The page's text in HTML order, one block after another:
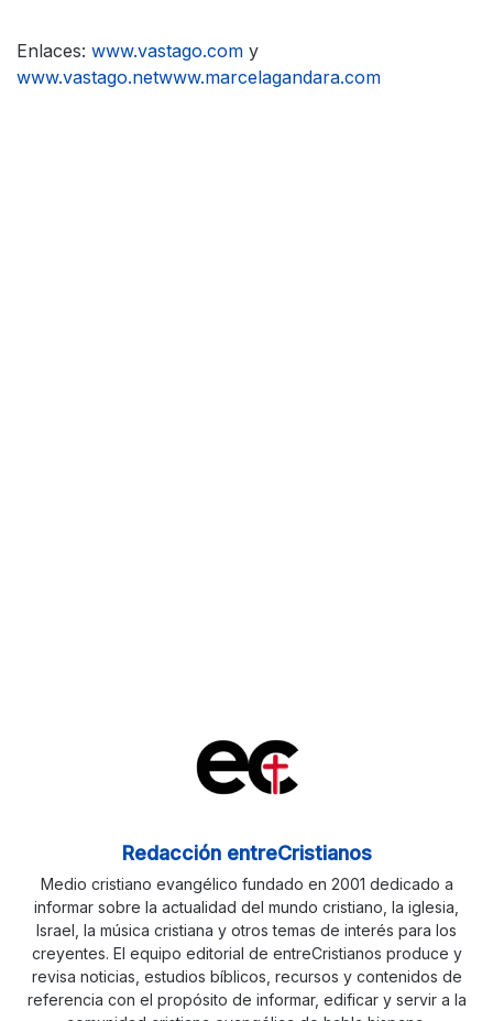
Enlaces: www.vastago.com y
www.vastago.netwww.marcelagandara.com
Redacción entreCristianos
Medio cristiano evangélico fundado en 2001 dedicado a
informar sobre la actualidad del mundo cristiano, la iglesia,
Israel, la música cristiana y otros temas de interés para los
creyentes. El equipo editorial de entreCristianos produce y
revisa noticias, estudios bíblicos, recursos y contenidos de
referencia con el propósito de informar, edificar y servir a la